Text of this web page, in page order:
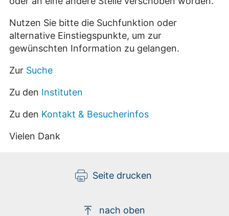
Nutzen Sie bitte die Suchfunktion oder
alternative Einstiegspunkte, um zur
gewünschten Information zu gelangen.
Zur Suche
Zu den Instituten
Zu den Kontakt & Besucherinfos
Vielen Dank
Seite drucken
nach oben